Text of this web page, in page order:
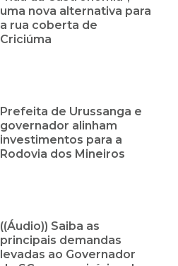
uma nova alternativa para
a rua coberta de
Criciúma
Prefeita de Urussanga e
governador alinham
investimentos para a
Rodovia dos Mineiros
((Áudio)) Saiba as
principais demandas
levadas ao Governador